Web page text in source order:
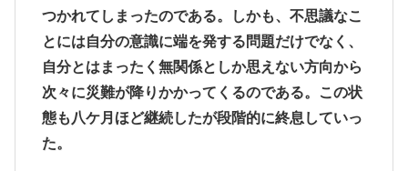
つかれてしまったのである。しかも、不思議なこ
とには自分の意識に端を発する問題だけでなく、
自分とはまったく無関係としか思えない方向から
次々に災難が降りかかってくるのである。この状
態も八ケ月ほど継続したが段階的に終息していっ
た。